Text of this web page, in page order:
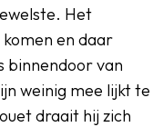
Het
en daar
binnendoor van
weinig mee lijkt te
draait hij zich